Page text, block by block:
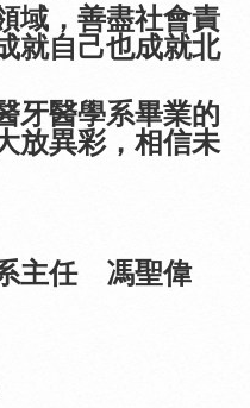
域，善盡社會責
就自己也成就北
牙醫學系畢業的
放異彩，相信未
系主任 馮聖偉